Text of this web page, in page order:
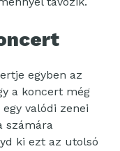
egyben az
a koncert még
valódi zenei
számára
ki ezt az utolsó